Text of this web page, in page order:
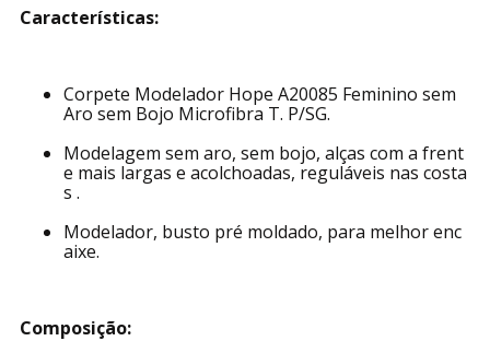
Características:
Corpete Modelador Hope A20085 Feminino sem
Aro sem Bojo Microfibra T. P/SG.
Modelagem sem aro, sem bojo, alças com a frent
e mais largas e acolchoadas, reguláveis nas costa
s .
Modelador, busto pré moldado, para melhor enc
aixe.
Composição: